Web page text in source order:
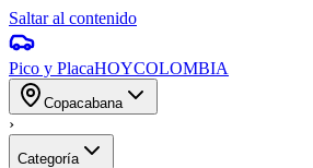
Saltar al contenido
Pico y PlacaHOYCOLOMBIA
Copacabana
›
Categoría